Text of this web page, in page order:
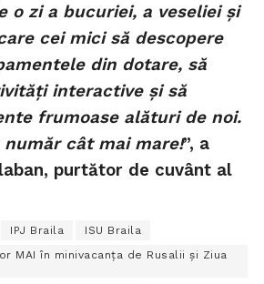
o zi a bucuriei, a veseliei și
cei mici să descopere
din dotare, să
interactive și să
frumoase alături de noi.
cât mai mare!”, a
purtător de cuvânt al
IPJ Braila
ISU Braila
MAI în minivacanța de Rusalii și Ziua